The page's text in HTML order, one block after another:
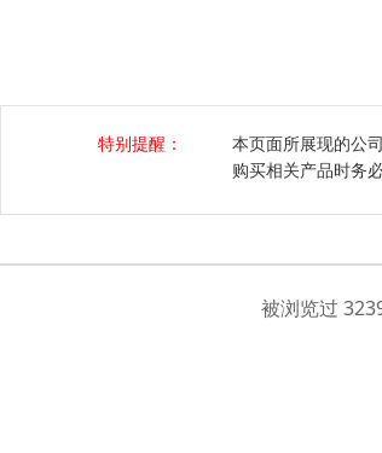
特别提醒：
本页面所展现的公
购买相关产品时务
被浏览过